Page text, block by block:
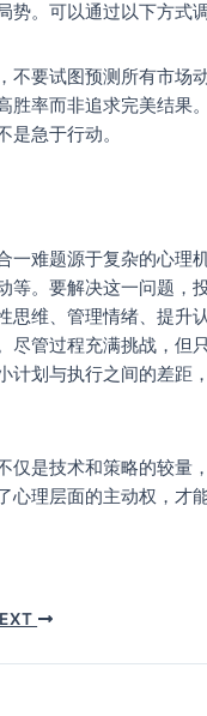
势。可以通过以下方式
不要试图预测所有市场
胜率而非追求完美结果
是急于行动。
一难题源于复杂的心理
等。要解决这一问题，
思维、管理情绪、提升
尽管过程充满挑战，但
计划与执行之间的差距
仅是技术和策略的较量
心理层面的主动权，才